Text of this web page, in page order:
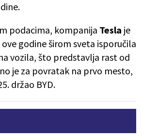
podacima, kompanija Tesla je
godine širom sveta isporučila
vozila, što predstavlja rast od
je za povratak na prvo mesto,
držao BYD.